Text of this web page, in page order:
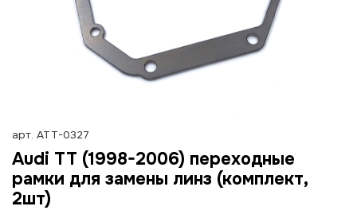
арт. ATT-0327
Audi TT (1998-2006) переходные
рамки для замены линз (комплект,
2шт)